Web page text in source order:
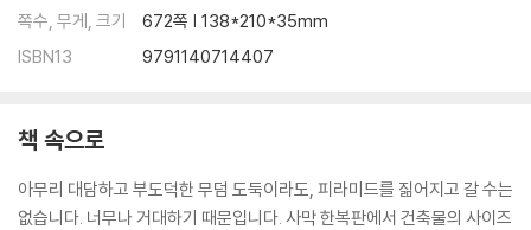
린 75. 카보우르와 비스마르크 76. 미국의 발흥 77. 대통령의 수염 78. 제
국주의 시대 79. 열강의 아시아 침략 80. 아편 전쟁과 태평천국의 난 81.
Ⅵ. 20세기 세계 이야기
84. 삼국동맹과 3B 정책 85. 운명의 한 발 86. 제1차 세계대전의 결과 87.
쪽수, 무게, 크기
672쪽 | 138*210*35mm
ISBN13
9791140714407
책 속으로
아무리 대담하고 부도덕한 무덤 도둑이라도, 피라미드를 짊어지고 갈 수는
없습니다. 너무나 거대하기 때문입니다. 사막 한복판에서 건축물의 사이즈